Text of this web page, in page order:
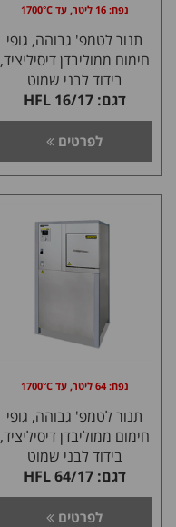
נפח: 16 ליטר, עד 1700°C
תנור לטמפ' גבוהה, גופי
חימום ממוליבדן דיסיליציד,
בידוד לבני שמוט
דגם: HFL 16/17
לפרטים
נפח: 64 ליטר, עד 1700°C
תנור לטמפ' גבוהה, גופי
חימום ממוליבדן דיסיליציד,
בידוד לבני שמוט
דגם: HFL 64/17
לפרטים